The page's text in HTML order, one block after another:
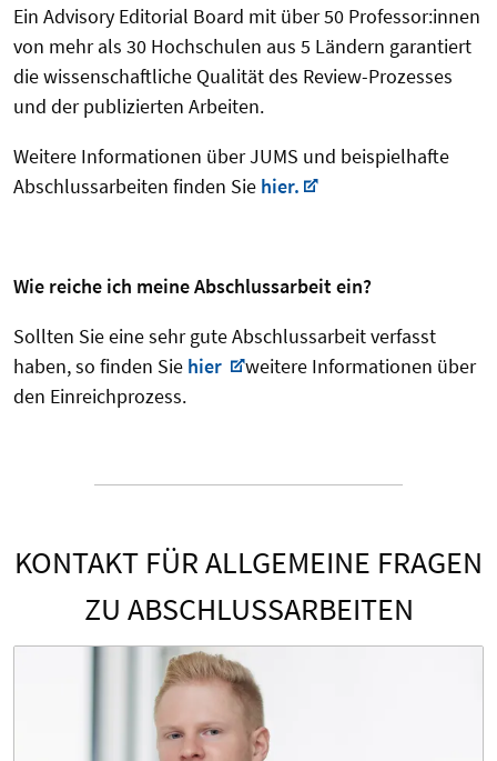
Ein Advisory Editorial Board mit über 50 Professor:innen
von mehr als 30 Hochschulen aus 5 Ländern garantiert
die wissenschaftliche Qualität des Review-Prozesses
und der publizierten Arbeiten.
Weitere Informationen über JUMS und beispielhafte
Abschlussarbeiten finden Sie hier.
Wie reiche ich meine Abschlussarbeit ein?
Sollten Sie eine sehr gute Abschlussarbeit verfasst
haben, so finden Sie hier
weitere Informationen über
den Einreichprozess.
KONTAKT FÜR ALLGEMEINE FRAGEN
ZU ABSCHLUSSARBEITEN